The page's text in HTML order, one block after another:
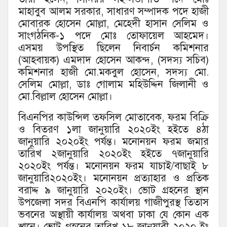
মাহাবুব আলম সরকার, সাধারণ সম্পাদক পদে হাজী
মোবারক হোসেন মোল্লা, মেহেদী হাসান সেলিম ও
সাংগঠনিক-১ পদে মোঃ তোফায়েল আহমেদ।
এসময় উপস্থিত ছিলেন নিবার্চন কমিশনার
(আহবায়ক) এমদাদ হোসেন আকন্দ, (সদস্য সচিব)
কমিশনার হাজী মো.মকবুল হোসেন, সদস্য মো.
সেলিম মোল্লা, ডাঃ গোলাম মহিউদ্দিন জিলানী ও
মো.বিল্লাল হোসেন মোল্লা।
বিএনপির কাউন্সিল তফসিল মোতাবেক, ফরম বিক্রি
ও বিতরণ ১লা জানুয়ারি ২০২০ইং হইতে ৪ঠা
জানুয়ারি ২০২০ইং পর্যন্ত। মনোনয়ন ফরম জমার
তারিখ ২জানুয়ারি ২০২০ইং হইতে ৭জানুয়ারি
২০২০ইং পর্যন্ত। মনোনয়ন ফরম যাচাই/বাছাই ৮
জানুয়ারি২০২০ইং। মনোনয়ন প্রত্যাহার ও প্রতিক
বরাদ্দ ৯ জানুয়ারি ২০২০ইং। ভোট গ্রহনের স্থান
উপজেলা সদর বিএনপি কার্যালয় গাজীপুরস্থ তিতাস
ভবনের অস্থায়ী কার্যালয় অথবা ঢাকা যে কোন এক